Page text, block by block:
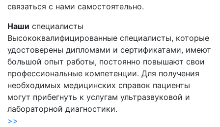
связаться с нами самостоятельно.
Наши специалисты
Высококвалифицированные специалисты, которые
удостоверены дипломами и сертификатами, имеют
большой опыт работы, постоянно повышают свои
профессиональные компетенции. Для получения
необходимых медицинских справок пациенты
могут прибегнуть к услугам ультразвуковой и
лабораторной диагностики.
>>